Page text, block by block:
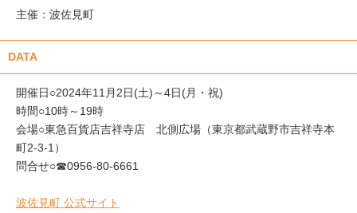
主催：波佐見町
DATA
開催日○2024年11月2日(土)～4日(月・祝)
時間○10時～19時
会場○東急百貨店吉祥寺店 北側広場（東京都武蔵野市吉祥寺本
町2-3-1）
問合せ○☎0956-80-6661
波佐見町 公式サイト